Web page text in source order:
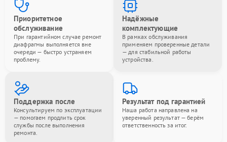
Приоритетное
обслуживание
При гарантийном случае ремонт
диафрагмы выполняется вне
очереди — быстро устраняем
проблему.
Надёжные
комплектующие
В рамках обслуживания
применяем проверенные детали
— для стабильной работы
устройства.
Поддержка после
Консультируем по эксплуатации
— помогаем продлить срок
службы после выполнения
ремонта.
Результат под гарантией
Наша работа направлена на
уверенный результат — берём
ответственность за итог.